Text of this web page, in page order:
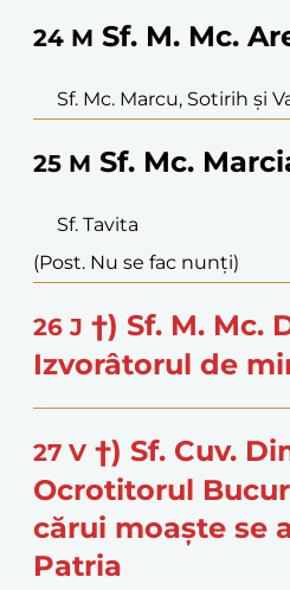
24 M Sf. M. Mc.
Sf. Mc. Marcu, Sotirih și
25 M Sf. Mc.
Sf. Tavita
(Post. Nu se fac nunți)
26 J †) Sf. M. Mc.
Izvorâtorul de
27 V †) Sf. Cuv.
Ocrotitorul
cărui moaște se
Patria